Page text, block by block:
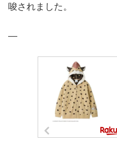
唆されました。
—